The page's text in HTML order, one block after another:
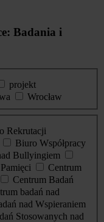
Badania i
projekt
Wrocław
Rekrutacji
Biuro Współpracy
Bullyingiem
Centrum
Centrum Badań
badań nad
nad Wspieraniem
Stosowanych nad